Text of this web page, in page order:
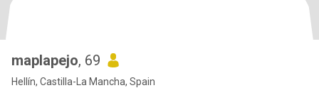
maplapejo, 69
Hellín, Castilla-La Mancha, Spain